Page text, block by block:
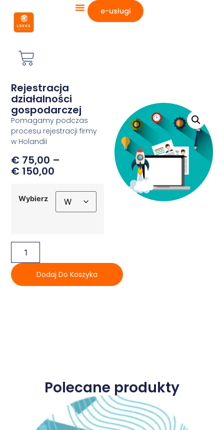
e-usługi
Rejestracja
działalności
gospodarczej
Pomagamy podczas
procesu rejestracji firmy
w Holandii
€ 75,00 –
€ 150,00
Wybierz
Dodaj Do Koszyka
Polecane produkty